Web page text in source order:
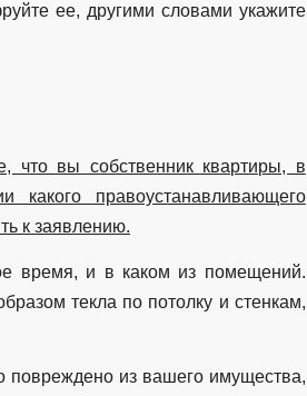
ее, другими словами укажите
что вы собственник квартиры, в
правоустанавливающего
к заявлению.
время, и в каком из помещений.
текла по потолку и стенкам,
из вашего имущества,